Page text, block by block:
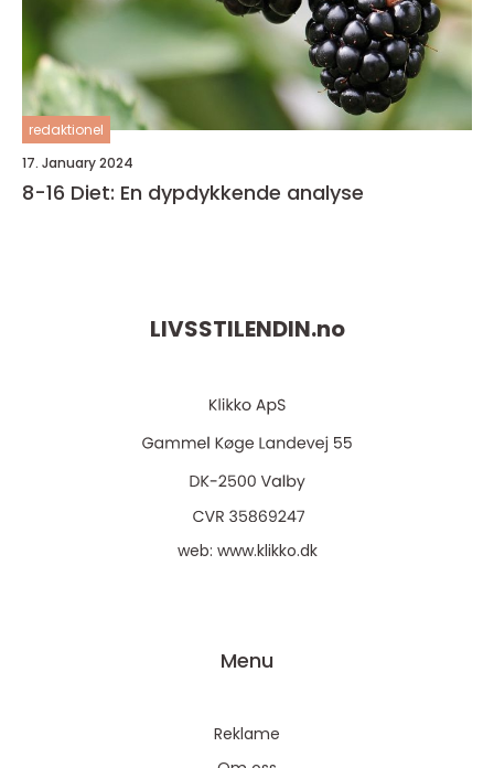
redaktionel
17. January 2024
8-16 Diet: En dypdykkende analyse
LIVSSTILENDIN.no
web: www.klikko.dk
Menu
Reklame